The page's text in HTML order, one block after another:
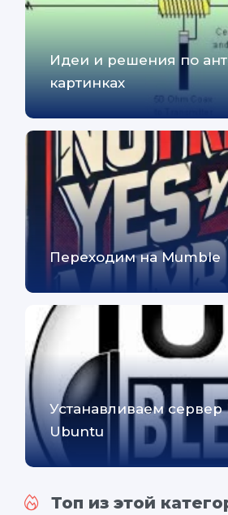
Идеи и решения по
картинках
Переходим на Mumble
Устанавливаем сервер
Ubuntu
Топ из этой